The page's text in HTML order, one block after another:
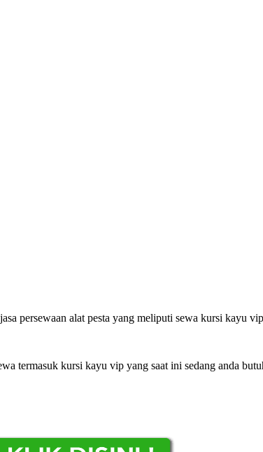
persewaan alat pesta yang meliputi sewa kursi kayu
termasuk kursi kayu vip yang saat ini sedang anda